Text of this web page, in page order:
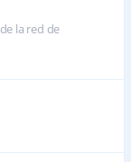
la red de